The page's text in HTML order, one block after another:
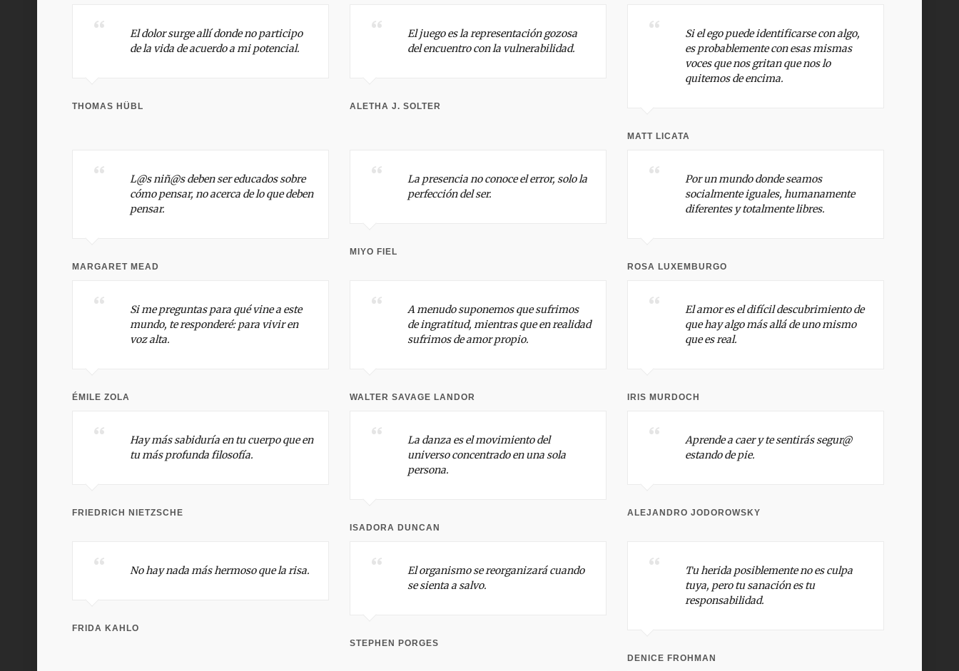
El dolor surge allí donde no participo
de la vida de acuerdo a mi potencial.
THOMAS HÜBL
El juego es la representación gozosa
del encuentro con la vulnerabilidad.
ALETHA J. SOLTER
Si el ego puede identificarse con algo,
es probablemente con esas mismas
voces que nos gritan que nos lo
quitemos de encima.
MATT LICATA
L@s niñ@s deben ser educados sobre
cómo pensar, no acerca de lo que deben
pensar.
MARGARET MEAD
La presencia no conoce el error, solo la
perfección del ser.
MIYO FIEL
Por un mundo donde seamos
socialmente iguales, humanamente
diferentes y totalmente libres.
ROSA LUXEMBURGO
Si me preguntas para qué vine a este
mundo, te responderé: para vivir en
voz alta.
ÉMILE ZOLA
A menudo suponemos que sufrimos
de ingratitud, mientras que en realidad
sufrimos de amor propio.
WALTER SAVAGE LANDOR
El amor es el difícil descubrimiento de
que hay algo más allá de uno mismo
que es real.
IRIS MURDOCH
Hay más sabiduría en tu cuerpo que en
tu más profunda filosofía.
FRIEDRICH NIETZSCHE
La danza es el movimiento del
universo concentrado en una sola
persona.
ISADORA DUNCAN
Aprende a caer y te sentirás segur@
estando de pie.
ALEJANDRO JODOROWSKY
No hay nada más hermoso que la risa.
FRIDA KAHLO
El organismo se reorganizará cuando
se sienta a salvo.
STEPHEN PORGES
Tu herida posiblemente no es culpa
tuya, pero tu sanación es tu
responsabilidad.
DENICE FROHMAN